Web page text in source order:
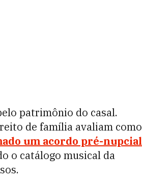
patrimônio do casal.
de família avaliam como
um acordo pré-nupcial
o catálogo musical da